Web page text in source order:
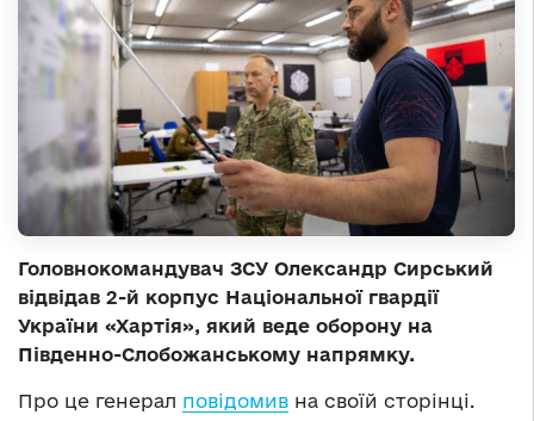
Головнокомандувач ЗСУ Олександр Сирський
відвідав 2-й корпус Національної гвардії
України «Хартія», який веде оборону на
Південно-Слобожанському напрямку.
Про це генерал повідомив на своїй сторінці.